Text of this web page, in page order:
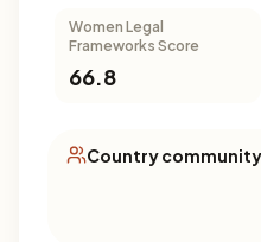
Women Legal
Frameworks Score
66.8
Country community